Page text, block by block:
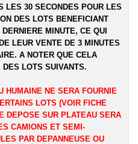
LES 30 SECONDES POUR LES
DES LOTS BENEFICIANT
MINUTE, CE QUI
LEUR VENTE DE 3 MINUTES
A NOTER QUE CELA
LOTS SUIVANTS.
HUMAINE NE SERA FOURNIE
LOTS (VOIR FICHE
DEPOSE SUR PLATEAU SERA
CAMIONS ET SEMI-
PAR DEPANNEUSE OU